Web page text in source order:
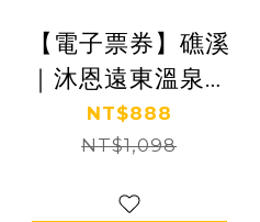
【電子票券】礁溪
｜沐恩遠東溫泉渡
假飯店 泡湯券 Ⓜ
NT$888
NT$1,098